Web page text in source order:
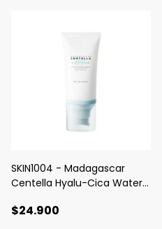
SKIN1004 - Madagascar
Centella Hyalu-Cica Water-
$24.900